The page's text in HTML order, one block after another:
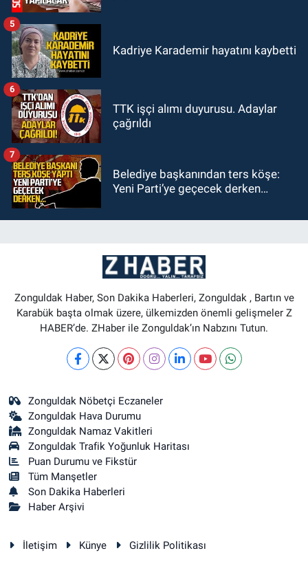
Kadriye Karademir hayatını kaybetti
5
TTK işçi alımı duyurusu. Adaylar
çağrıldı
6
Belediye başkanından ters köşe:
Yeni Parti’ye geçecek derken…
7
Zonguldak Haber, Son Dakika Haberleri, Zonguldak , Bartın ve
Karabük başta olmak üzere, ülkemizden önemli gelişmeler Z
HABER’de. ZHaber ile Zonguldak’ın Nabzını Tutun.
Zonguldak Nöbetçi Eczaneler
Zonguldak Hava Durumu
Zonguldak Namaz Vakitleri
Zonguldak Trafik Yoğunluk Haritası
Puan Durumu ve Fikstür
Tüm Manşetler
Son Dakika Haberleri
Haber Arşivi
İletişim Künye Gizlilik Politikası